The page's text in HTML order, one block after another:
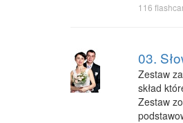
116
03.
Zestaw
skład
Zestaw